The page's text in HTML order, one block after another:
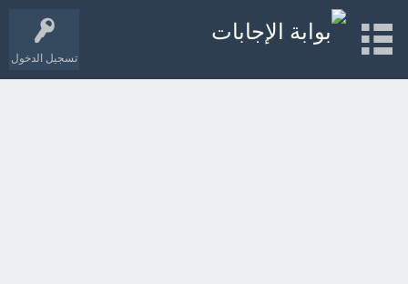
تسجيل الدخول